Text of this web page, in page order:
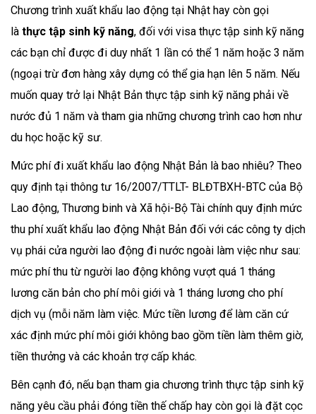
Chương trình xuất khẩu lao động tại Nhật hay còn gọi
là thực tập sinh kỹ năng, đối với visa thực tập sinh kỹ năng
các bạn chỉ được đi duy nhất 1 lần có thể 1 năm hoặc 3 năm
(ngoại trừ đơn hàng xây dựng có thể gia hạn lên 5 năm. Nếu
muốn quay trở lại Nhật Bản thực tập sinh kỹ năng phải về
nước đủ 1 năm và tham gia những chương trình cao hơn như
du học hoặc kỹ sư.
Mức phí đi xuất khẩu lao động Nhật Bản là bao nhiêu? Theo
quy định tại thông tư 16/2007/TTLT- BLĐTBXH-BTC của Bộ
Lao động, Thương binh và Xã hội-Bộ Tài chính quy định mức
thu phí xuất khẩu lao động Nhật Bản đối với các công ty dịch
vụ phái cửa người lao động đi nước ngoài làm việc như sau:
mức phí thu từ người lao động không vượt quá 1 tháng
lương căn bản cho phí môi giới và 1 tháng lương cho phí
dịch vụ (mỗi năm làm việc. Mức tiền lương để làm căn cứ
xác định mức phí môi giới không bao gồm tiền làm thêm giờ,
tiền thưởng và các khoản trợ cấp khác.
Bên cạnh đó, nếu bạn tham gia chương trình thực tập sinh kỹ
năng yêu cầu phải đóng tiền thế chấp hay còn gọi là đặt cọc